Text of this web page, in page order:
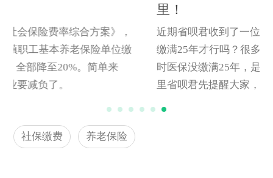
3、选择退保：当需要大家注意的一点时，之
前缴纳的社保费用，一部分进入了个人账户，一部
分进入了统筹养老金账户。退保的话只能拿到个人
账户里面的钱，只有35%；统筹基金在国家账户里
面，大头部分是取不出来的，所以说办理退保是十
分不划算的，大家还是仔细考虑一下吧！
近期省呗君收到了一位网友的提问：职工医保一定要
缴满25年才行吗？很多人一直以为是15年，如果退休
时医保没缴满25年，是白缴了吗？该怎么办呢？在这
里省呗君先提醒大家，各地规定的职工医保缴费年限
职工医保没缴满25年就作废了？别慌！省呗君有解决
社保缴费 养老保险